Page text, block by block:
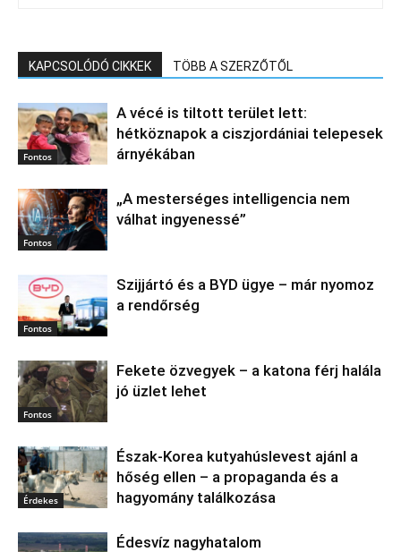
KAPCSOLÓDÓ CIKKEK TÖBB A SZERZŐTŐL
Fontos
A vécé is tiltott terület lett:
hétköznapok a ciszjordániai telepesek
árnyékában
Fontos
„A mesterséges intelligencia nem
válhat ingyenessé”
Fontos
Szijjártó és a BYD ügye – már nyomoz
a rendőrség
Fontos
Fekete özvegyek – a katona férj halála
jó üzlet lehet
Érdekes
Észak‑Korea kutyahúslevest ajánl a
hőség ellen – a propaganda és a
hagyomány találkozása
Édesvíz nagyhatalom